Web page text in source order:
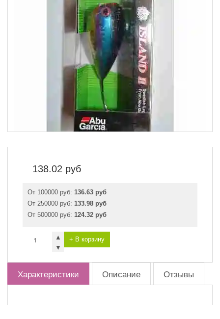
138.02 руб
От 100000 руб: 136.63 руб
От 250000 руб: 133.98 руб
От 500000 руб: 124.32 руб
▲
▼
+ В корзину
Характеристики Описание Отзывы